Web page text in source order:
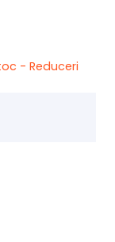
- Reduceri